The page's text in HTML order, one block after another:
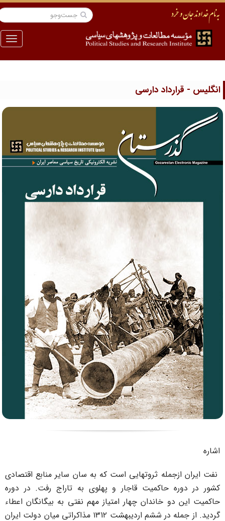
منو
- قرارداد دارسی
ایران ازجمله ثروتهایی است که به سان سایر منابع اقتصادی
در دوره حاکمیت قاجار و پهلوی به تاراج رفت. در دوره
این دو خاندان چهار امتیاز مهم نفتی به بیگانگان اعطاء
گردید. از جمله در ششم اردیبهشت ۱۳1۲ مذاکراتی میان دولت ایران